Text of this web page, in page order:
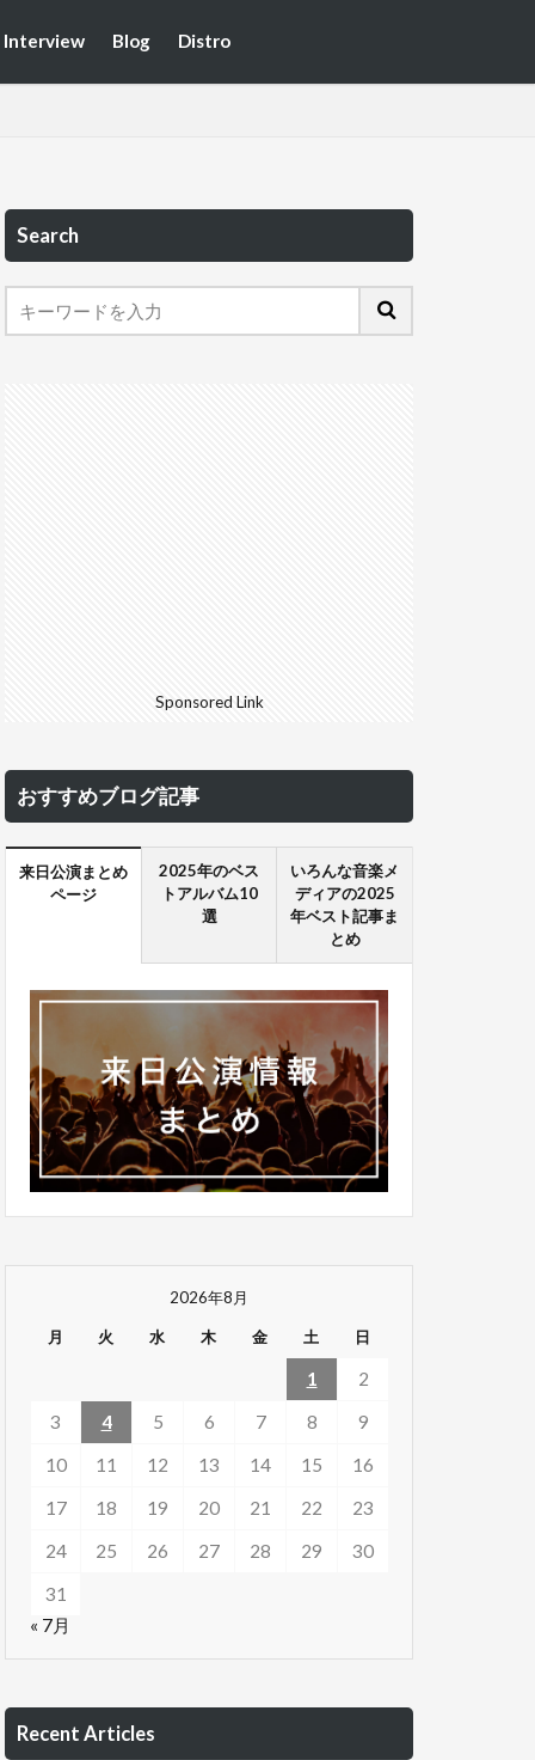
Interview Blog Distro
Search
Sponsored Link
おすすめブログ記事
来日公演まとめ
ページ
2025年のベス
トアルバム10
選
いろんな音楽メ
ディアの2025
年ベスト記事ま
とめ
2026年8月
月 火 水 木 金 土 日
1
2
3
4 5 6 7 8
9
10
11 12 13 14 15
16
17
18 19 20 21 22
23
24
25 26 27 28 29
30
31
« 7月
Recent Articles